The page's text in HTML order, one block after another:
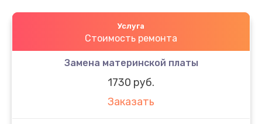
Услуга
Стоимость ремонта
Замена материнской платы
1730 руб.
Заказать